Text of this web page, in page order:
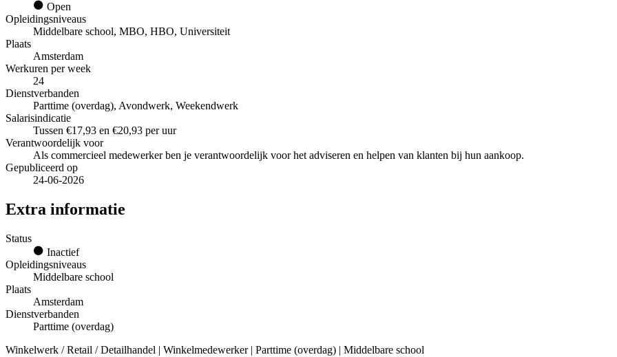
Open
Opleidingsniveaus
Middelbare school, MBO, HBO, Universiteit
Plaats
Amsterdam
Werkuren per week
24
Dienstverbanden
Parttime (overdag), Avondwerk, Weekendwerk
Salarisindicatie
Tussen €17,93 en €20,93 per uur
Verantwoordelijk voor
Als commercieel medewerker ben je verantwoordelijk voor het adviseren en helpen van klanten bij hun aankoop.
Gepubliceerd op
24-06-2026
Extra informatie
Status
Inactief
Opleidingsniveaus
Middelbare school
Plaats
Amsterdam
Dienstverbanden
Parttime (overdag)
Winkelwerk / Retail / Detailhandel | Winkelmedewerker | Parttime (overdag) | Middelbare school